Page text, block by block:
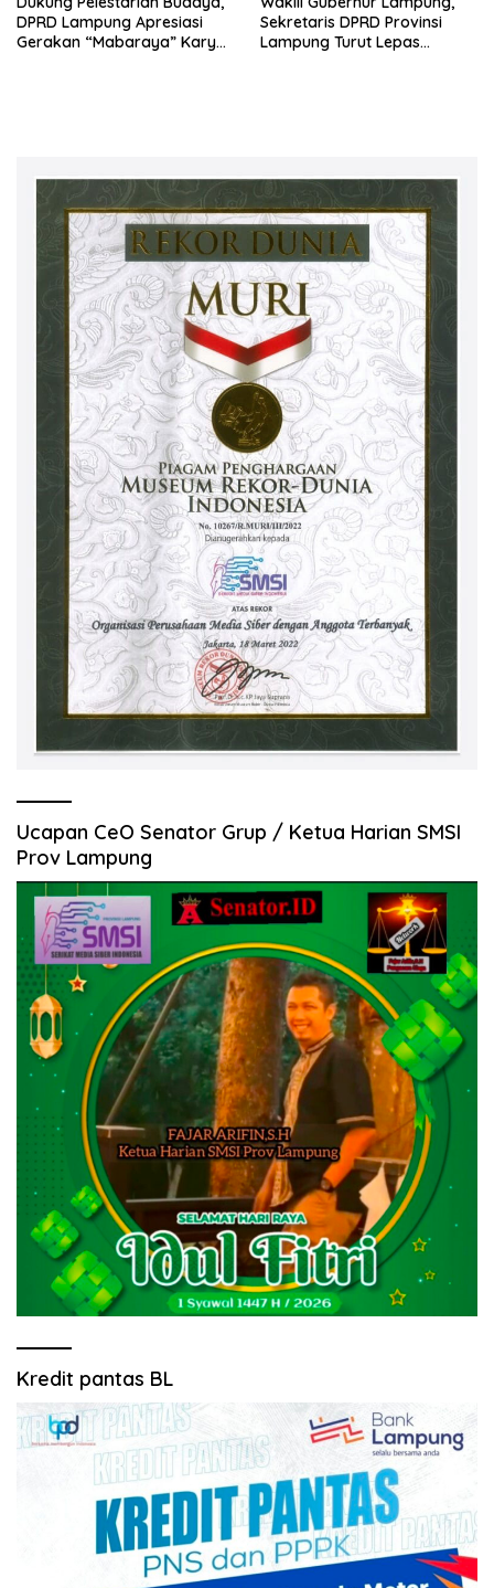
DPRD Lampung Apresiasi
Gerakan “Mabaraya” Karya
Sekretaris DPRD Provinsi
Lampung Turut Lepas
Ucapan CeO Senator Grup / Ketua Harian SMSI
Prov Lampung
Kredit pantas BL